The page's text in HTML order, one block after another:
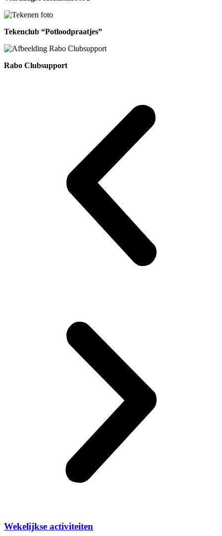
Tekenclub “Potloodpraatjes”
Rabo Clubsupport
Wekelijkse activiteiten